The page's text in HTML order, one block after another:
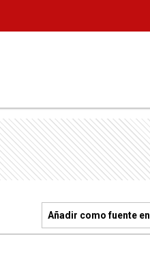
Añadir como fuente en